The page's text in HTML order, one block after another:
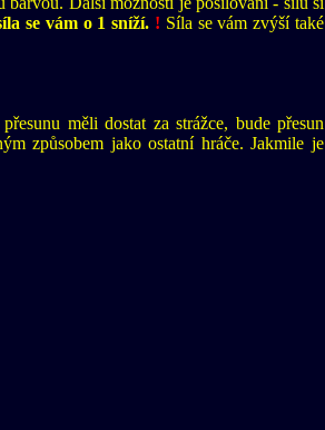
se vám o 1 sníží. ! Síla se vám zvýší také
měli dostat za strážce, bude přesun
způsobem jako ostatní hráče. Jakmile je